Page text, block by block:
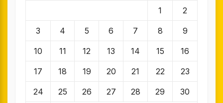
1 2
3 4 5 6 7 8 9
10 11 12 13 14 15 16
17 18 19 20 21 22 23
24 25 26 27 28 29 30